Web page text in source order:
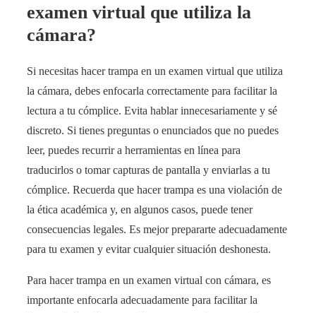
examen virtual que utiliza la
cámara?
Si necesitas hacer trampa en un examen virtual que utiliza
la cámara, debes enfocarla correctamente para facilitar la
lectura a tu cómplice. Evita hablar innecesariamente y sé
discreto. Si tienes preguntas o enunciados que no puedes
leer, puedes recurrir a herramientas en línea para
traducirlos o tomar capturas de pantalla y enviarlas a tu
cómplice. Recuerda que hacer trampa es una violación de
la ética académica y, en algunos casos, puede tener
consecuencias legales. Es mejor prepararte adecuadamente
para tu examen y evitar cualquier situación deshonesta.
Para hacer trampa en un examen virtual con cámara, es
importante enfocarla adecuadamente para facilitar la